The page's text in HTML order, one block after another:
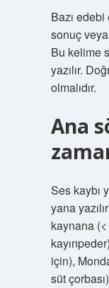
Bazı
sonuç
Bu kelime
yazılır.
olmalıdır.
Ana
Ses kaybı
yana
kaynana
için),
süt